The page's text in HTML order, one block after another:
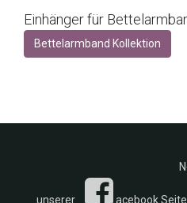
Einhänger für
Bettelarmband Kollektion
Neuigkeiten
unserer
acebook